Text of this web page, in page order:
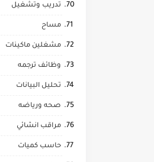
تدريب وتشغيل
مساح
مشغلين ماكينات
وظائف ترجمه
تحليل البيانات
صحه ورياضه
مراقب انشائي
حاسب كميات